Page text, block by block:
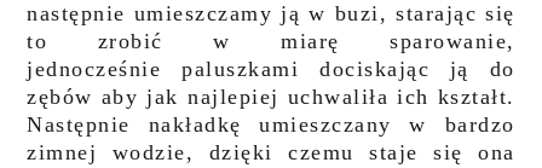
następnie umieszczamy ją w buzi, starając się
to zrobić w miarę sparowanie,
jednocześnie paluszkami dociskając ją do
zębów aby jak najlepiej uchwaliła ich kształt.
Następnie nakładkę umieszczany w bardzo
zimnej wodzie, dzięki czemu staje się ona